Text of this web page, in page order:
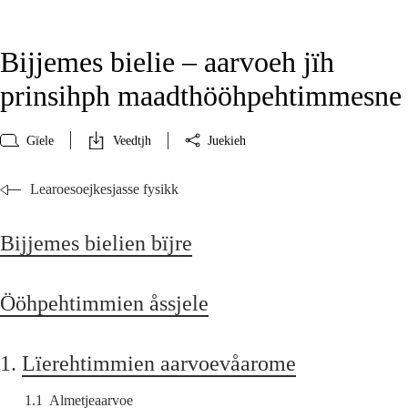
Bijjemes bielie – aarvoeh jïh
prinsihph maadthööhpehtimmesne
Gïele Veedtjh Juekieh
Learoesoejkesjasse fysikk
Bijjemes bielien bïjre
Ööhpehtimmien åssjele
1. Lïerehtimmien aarvoevåarome
1.1 Almetjeaarvoe